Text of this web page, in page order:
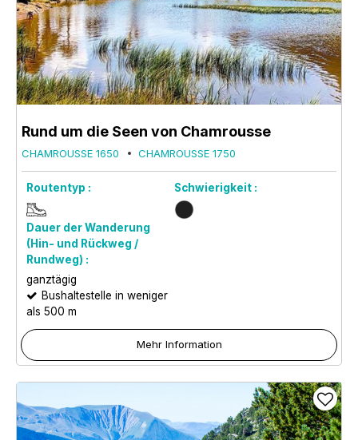
Rund um die Seen von Chamrousse
CHAMROUSSE 1650 CHAMROUSSE 1750
Routentyp : Schwierigkeit :
Dauer der Wanderung
(Hin- und Rückweg /
Rundweg) :
ganztägig
Bushaltestelle in weniger
als 500 m
Mehr Information